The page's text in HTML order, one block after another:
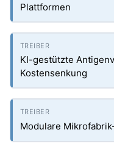
Plattformen
KI-gestützte
Kostensenkung
Modulare